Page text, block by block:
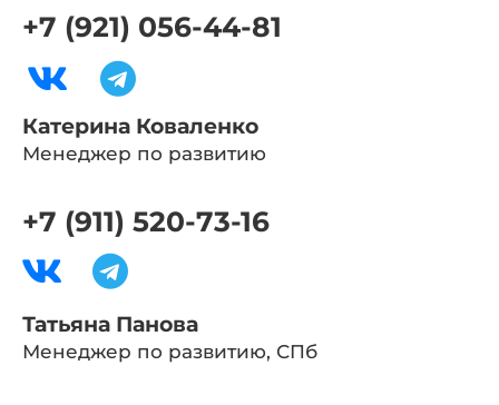
+7 (921) 056-44-81
Катерина Коваленко
Менеджер по развитию
+7 (911) 520-73-16
Татьяна Панова
Менеджер по развитию, СПб